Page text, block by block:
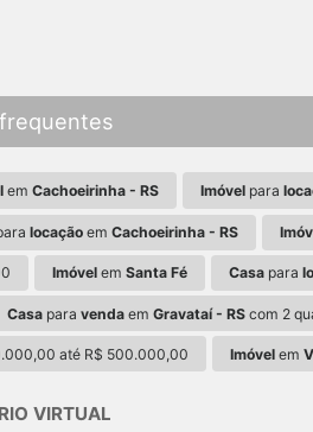
em Cachoeirinha - RS Imóvel para
locaçãoem Cachoeirinha - RS
Imóvel em Santa Fé Casa para
Casapara vendaem Gravataí - RScom 2
até R$ 500.000,00 Imóvel em
VIRTUAL